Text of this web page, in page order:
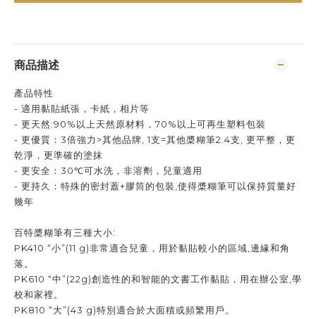
商品描述
產品特性
- 適用黏貼紙張，卡紙，相片等
- 更天然:90%以上天然原材料，70%以上可再生塑料包裝
- 更優質：3倍強力>其他品牌, 1支=其他槳糊筆2.4支, 更平整，更
乾淨，更準確的塗抹
- 更安全：30℃可水洗，非溶劑，兒童適用
- 更持久：特殊的密封蓋+膠筒的包裝,使得槳糊筆可以保持質量好
幾年
百特槳糊筆有三種大小:
PK410 “小”(11 g)非常適合兒童，用於黏貼較小的區域,邊緣和角
落。
PK610 “中”(22g)創造性的和智能的文書工作黏貼，用在辦公室,學
校和家裡。
PK810 “大”(43 g)特別適合於大面積或頻繁用戶。